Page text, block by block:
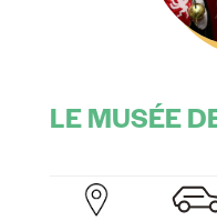
LE MUSÉE